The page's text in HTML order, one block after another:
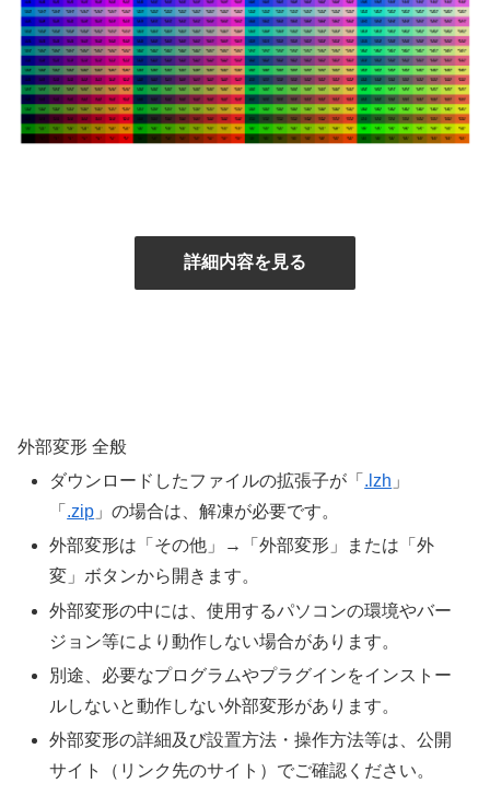
詳細内容を見る
外部変形 全般
ダウンロードしたファイルの拡張子が「 .lzh 」
「 .zip 」の場合は、解凍が必要です。
外部変形は「その他」→「外部変形」または「外
変」ボタンから開きます。
外部変形の中には、使用するパソコンの環境やバー
ジョン等により動作しない場合があります。
別途、必要なプログラムやプラグインをインストー
ルしないと動作しない外部変形があります。
外部変形の詳細及び設置方法・操作方法等は、公開
サイト（リンク先のサイト）でご確認ください。